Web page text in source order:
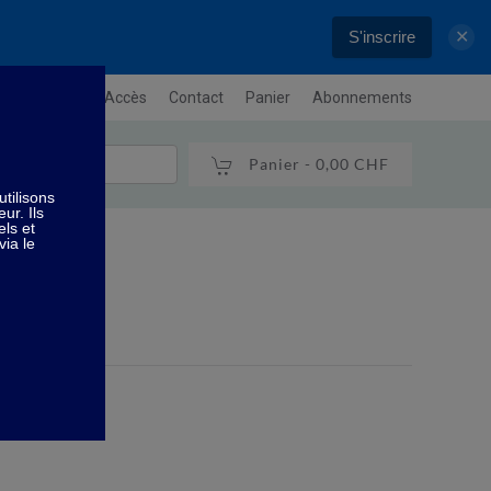
S'inscrire ✕
Plan / Accès Contact Panier Abonnements
Panier - 0,00 CHF